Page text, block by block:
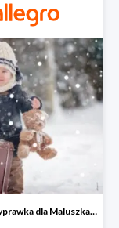
Zimowa wyprawka dla Maluszka na Allegro do -40%